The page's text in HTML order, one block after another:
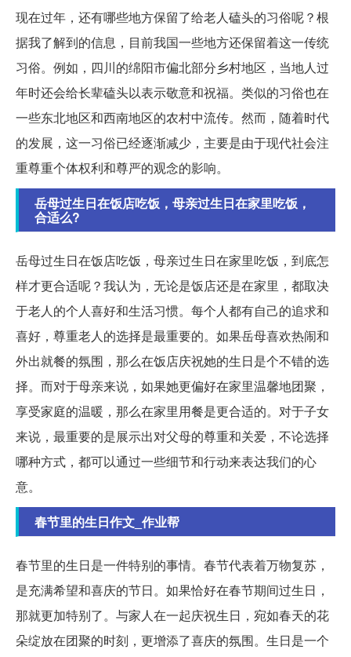
现在过年，还有哪些地方保留了给老人磕头的习俗呢？根
据我了解到的信息，目前我国一些地方还保留着这一传统
习俗。例如，四川的绵阳市偏北部分乡村地区，当地人过
年时还会给长辈磕头以表示敬意和祝福。类似的习俗也在
一些东北地区和西南地区的农村中流传。然而，随着时代
的发展，这一习俗已经逐渐减少，主要是由于现代社会注
重尊重个体权利和尊严的观念的影响。
岳母过生日在饭店吃饭，母亲过生日在家里吃饭，
合适么?
岳母过生日在饭店吃饭，母亲过生日在家里吃饭，到底怎
样才更合适呢？我认为，无论是饭店还是在家里，都取决
于老人的个人喜好和生活习惯。每个人都有自己的追求和
喜好，尊重老人的选择是最重要的。如果岳母喜欢热闹和
外出就餐的氛围，那么在饭店庆祝她的生日是个不错的选
择。而对于母亲来说，如果她更偏好在家里温馨地团聚，
享受家庭的温暖，那么在家里用餐是更合适的。对于子女
来说，最重要的是展示出对父母的尊重和关爱，不论选择
哪种方式，都可以通过一些细节和行动来表达我们的心
意。
春节里的生日作文_作业帮
春节里的生日是一件特别的事情。春节代表着万物复苏，
是充满希望和喜庆的节日。如果恰好在春节期间过生日，
那就更加特别了。与家人在一起庆祝生日，宛如春天的花
朵绽放在团聚的时刻，更增添了喜庆的氛围。生日是一个